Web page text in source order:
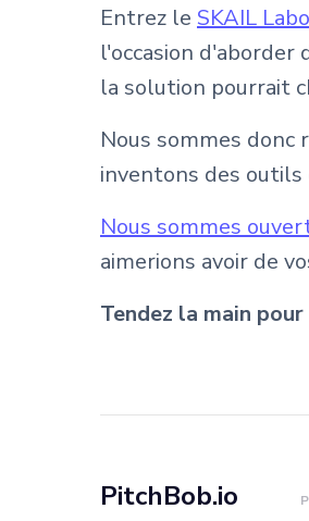
Entrez le SKAIL
l'occasion
la solution pourrait
Nous sommes donc
inventons des
Nous sommes
aimerions avoir de
Tendez la main
PitchBob.io